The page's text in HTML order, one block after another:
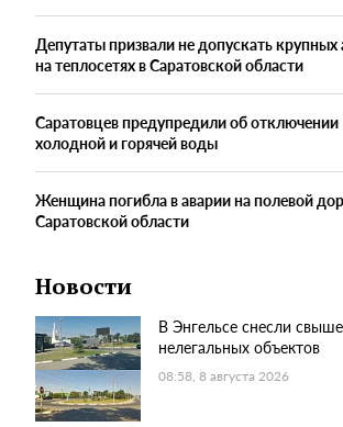
Депутаты призвали не допускать крупных
на теплосетях в Саратовской области
Саратовцев предупредили об отключении
холодной и горячей воды
Женщина погибла в аварии на полевой
Саратовской области
Новости
В Энгельсе снесли
нелегальных объектов
08:58, 8 августа 2026